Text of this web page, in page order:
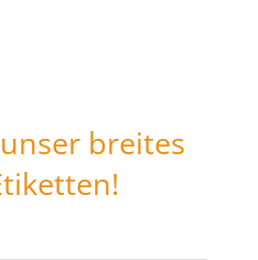
breites